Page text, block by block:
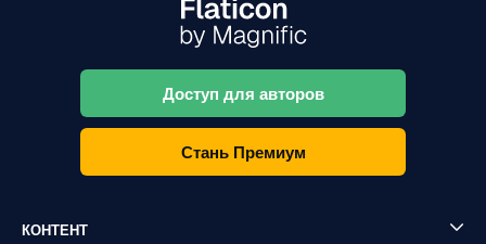
Доступ для авторов
Стань Премиум
КОНТЕНТ